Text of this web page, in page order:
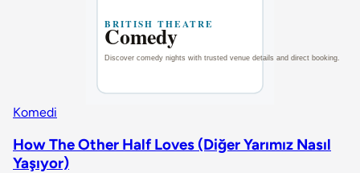
Komedi
How The Other Half Loves (Diğer Yarımız Nasıl
Yaşıyor)